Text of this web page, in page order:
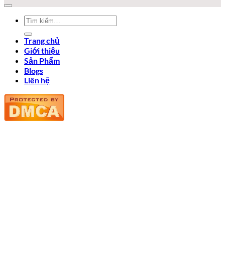
Tìm
kiếm:
Trang chủ
Giới thiệu
Sản Phẩm
Blogs
Liên hệ